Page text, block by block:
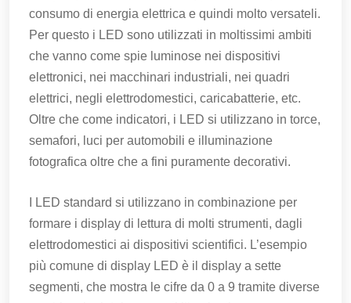
consumo di energia elettrica e quindi molto versateli.
Per questo i LED sono utilizzati in moltissimi ambiti
che vanno come spie luminose nei dispositivi
elettronici, nei macchinari industriali, nei quadri
elettrici, negli elettrodomestici, caricabatterie, etc.
Oltre che come indicatori, i LED si utilizzano in torce,
semafori, luci per automobili e illuminazione
fotografica oltre che a fini puramente decorativi.
I LED standard si utilizzano in combinazione per
formare i display di lettura di molti strumenti, dagli
elettrodomestici ai dispositivi scientifici. L’esempio
più comune di display LED è il display a sette
segmenti, che mostra le cifre da 0 a 9 tramite diverse